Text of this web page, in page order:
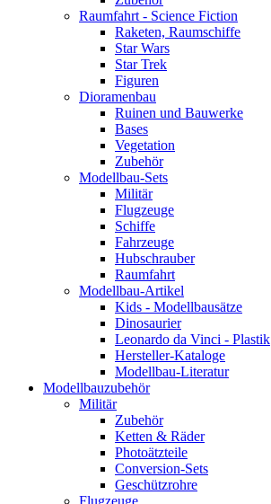
Raumfahrt - Science Fiction
Raketen, Raumschiffe
Star Wars
Star Trek
Figuren
Dioramenbau
Ruinen und Bauwerke
Bases
Vegetation
Zubehör
Modellbau-Sets
Militär
Flugzeuge
Schiffe
Fahrzeuge
Hubschrauber
Raumfahrt
Modellbau-Artikel
Kids - Modellbausätze
Dinosaurier
Leonardo da Vinci - Plastik
Hersteller-Kataloge
Modellbau-Literatur
Modellbauzubehör
Militär
Zubehör
Ketten & Räder
Photoätzteile
Conversion-Sets
Geschützrohre
Flugzeuge